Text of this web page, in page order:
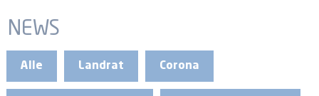
NEWS
Alle Landrat Corona